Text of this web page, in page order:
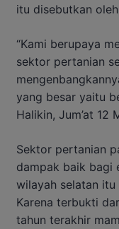
itu disebutkan
“Kami berupaya
sektor pertanian
yang besar yaitu
Halikin, Jum’at 12
Sektor pertanian
dampak baik bagi
wilayah selatan
Karena terbukti
tahun terakhir